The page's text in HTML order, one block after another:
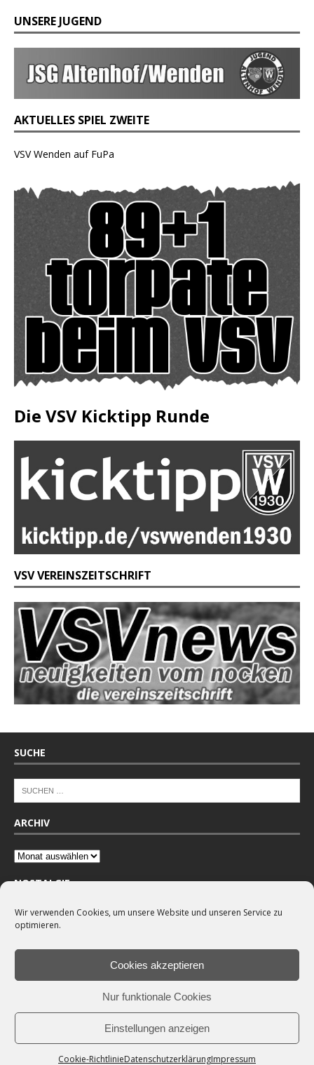
Wir verwenden Cookies, um unsere Website und unseren Service zu
optimieren.
Cookies akzeptieren
Nur funktionale Cookies
Einstellungen anzeigen
Cookie-RichtlinieDatenschutzerklärungImpressum
UNSERE JUGEND
AKTUELLES SPIEL ZWEITE
VSV Wenden auf FuPa
Die VSV Kicktipp Runde
VSV VEREINSZEITSCHRIFT
SUCHE
ARCHIV
NOSTALGIE